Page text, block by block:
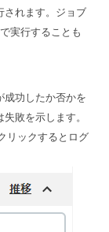
されます。ジョブ
実行することも
成功したか否かを
敗を示します。
リックするとログ